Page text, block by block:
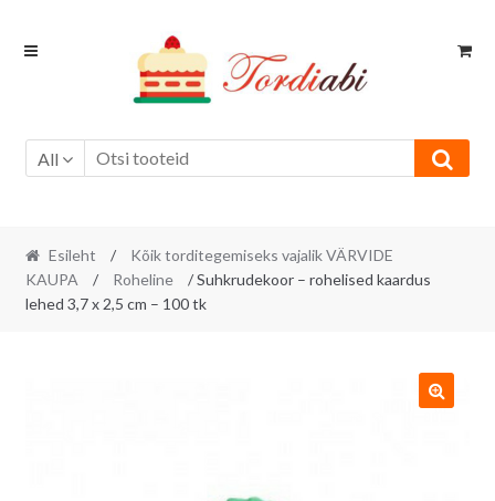
Skip
Skip
All
Esileht /
Kõik torditegemiseks vajalik VÄRVIDE
KAUPA
/ Roheline
/ Suhkrudekoor – rohelised kaardus
lehed 3,7 x 2,5 cm – 100 tk